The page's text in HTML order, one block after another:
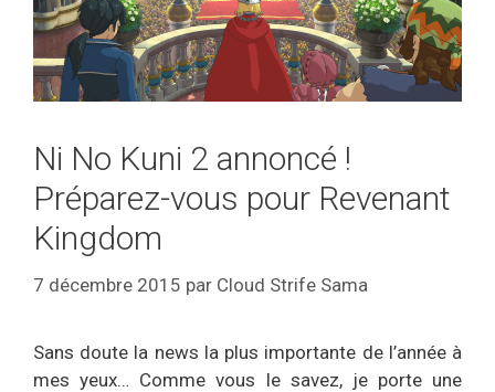
Ni No Kuni 2 annoncé !
Préparez-vous pour Revenant
Kingdom
7 décembre 2015 par Cloud Strife Sama
Sans doute la news la plus importante de l’année à
mes yeux… Comme vous le savez, je porte une